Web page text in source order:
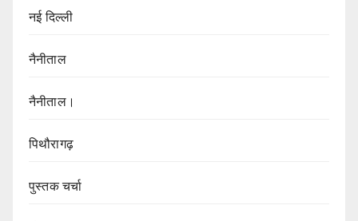
नई दिल्ली
नैनीताल
नैनीताल।
पिथौरागढ़
पुस्तक चर्चा